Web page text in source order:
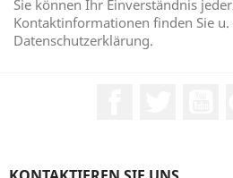
Sie können Ihr Einverständnis
Kontaktinformationen finden Sie u.
Datenschutzerklärung.